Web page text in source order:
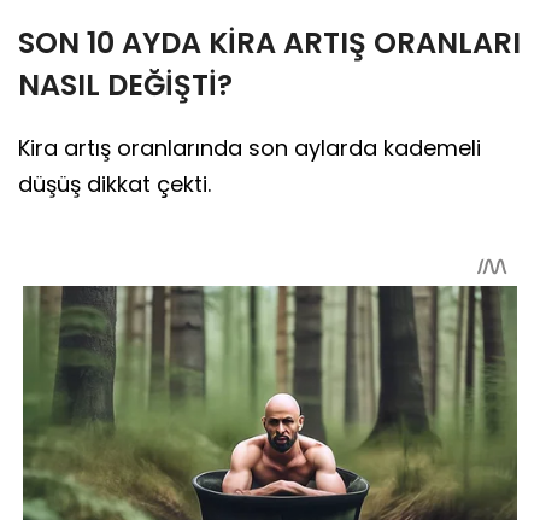
SON 10 AYDA KİRA ARTIŞ ORANLARI
NASIL DEĞİŞTİ?
Kira artış oranlarında son aylarda kademeli
düşüş dikkat çekti.